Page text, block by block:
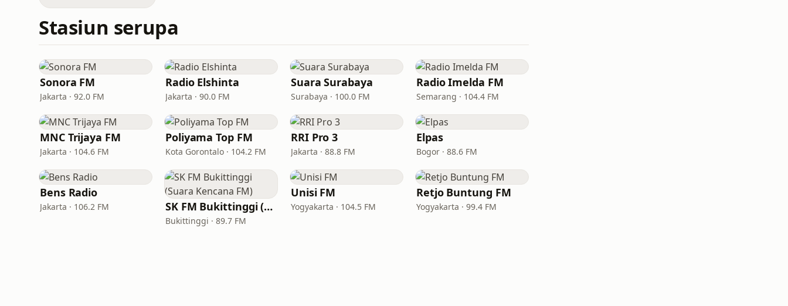
Stasiun serupa
Sonora FM
Jakarta · 92.0 FM
Radio Elshinta
Jakarta · 90.0 FM
Suara Surabaya
Surabaya · 100.0 FM
Radio Imelda FM
Semarang · 104.4 FM
MNC Trijaya FM
Jakarta · 104.6 FM
Poliyama Top FM
Kota Gorontalo · 104.2 FM
RRI Pro 3
Jakarta · 88.8 FM
Elpas
Bogor · 88.6 FM
Bens Radio
Jakarta · 106.2 FM SK FM Bukittinggi (Suara Kencana FM)
Bukittinggi · 89.7 FM
Unisi FM
Yogyakarta · 104.5 FM
Retjo Buntung FM
Yogyakarta · 99.4 FM